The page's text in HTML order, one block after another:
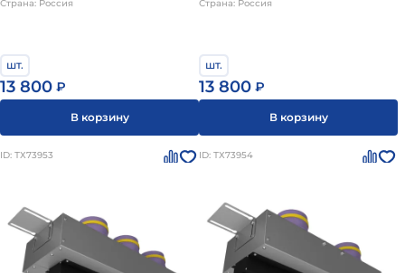
Страна: Россия
шт.
13 800 ₽
В корзину
Страна: Россия
шт.
13 800 ₽
В корзину
ID: ТХ73953 ID: ТХ73954